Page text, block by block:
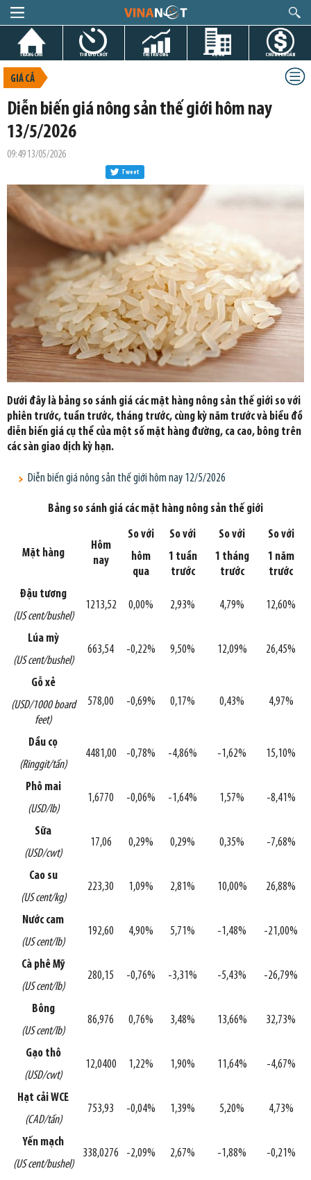
TRANG CHỦ TIN GIỜ CHÓT THỊ TRƯỜNG DỰ ÁN CHỨNG KHOÁN
GIÁ CẢ
Diễn biến giá nông sản thế giới hôm nay
13/5/2026
09:49 13/05/2026
Tweet
Dưới đây là bảng so sánh giá các mặt hàng nông sản thế giới so với
phiên trước, tuần trước, tháng trước, cùng kỳ năm trước và biểu đồ
diễn biến giá cụ thể của một số mặt hàng đường, ca cao, bông trên
các sàn giao dịch kỳ hạn.
Diễn biến giá nông sản thế giới hôm nay 12/5/2026
Bảng so sánh giá các mặt hàng nông sản thế giới
Mặt hàng
Hôm
nay
So với
hôm
qua
So với
1 tuần
trước
So với
1 tháng
trước
So với
1 năm
trước
Đậu tương
(US cent/bushel)
1213,52 0,00% 2,93% 4,79% 12,60%
Lúa mỳ
(US cent/bushel)
663,54 -0,22% 9,50% 12,09% 26,45%
Gỗ xẻ
(USD/1000 board
feet)
578,00 -0,69% 0,17% 0,43% 4,97%
Dầu cọ
(Ringgit/tấn)
4481,00 -0,78% -4,86% -1,62% 15,10%
Phô mai
(USD/lb)
1,6770 -0,06% -1,64% 1,57% -8,41%
Sữa
(USD/cwt)
17,06 0,29% 0,29% 0,35% -7,68%
Cao su
(US cent/kg)
223,30 1,09% 2,81% 10,00% 26,88%
Nước cam
(US cent/lb)
192,60 4,90% 5,71% -1,48% -21,00%
Cà phê Mỹ
(US cent/lb)
280,15 -0,76% -3,31% -5,43% -26,79%
Bông
(US cent/lb)
86,976 0,76% 3,48% 13,66% 32,73%
Gạo thô
(USD/cwt)
12,0400 1,22% 1,90% 11,64% -4,67%
Hạt cải WCE
(CAD/tấn)
753,93 -0,04% 1,39% 5,20% 4,73%
Yến mạch
(US cent/bushel)
338,0276 -2,09% 2,67% -1,88% -0,21%